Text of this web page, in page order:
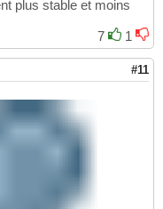
plus stable et moins
7
1
#11